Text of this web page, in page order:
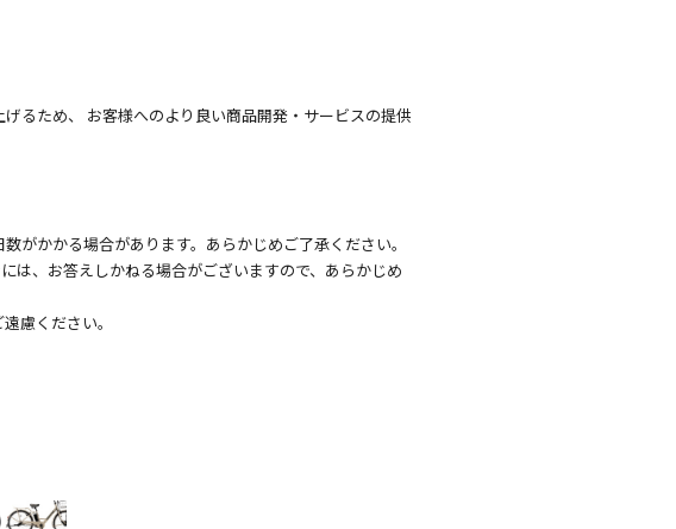
るため、 お客様へのより良い商品開発・サービスの提供
がかかる場合があります。あらかじめご了承ください。
は、お答えしかねる場合がございますので、あらかじめ
慮ください。